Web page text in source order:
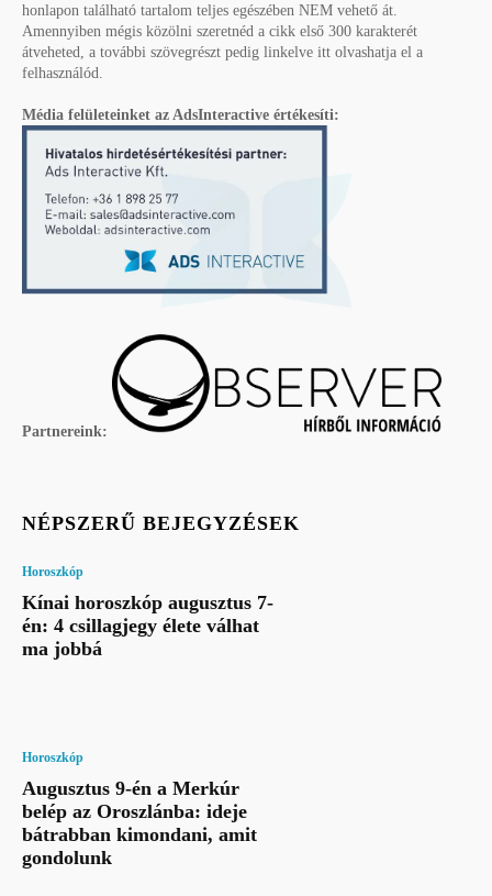
honlapon található tartalom teljes egészében NEM vehető át.
Amennyiben mégis közölni szeretnéd a cikk első 300 karakterét
átveheted, a további szövegrészt pedig linkelve itt olvashatja el a
felhasználód.
Média felületeinket az AdsInteractive értékesíti:
Partnereink:
NÉPSZERŰ BEJEGYZÉSEK
Horoszkóp
Kínai horoszkóp augusztus 7-
én: 4 csillagjegy élete válhat
ma jobbá
Horoszkóp
Augusztus 9-én a Merkúr
belép az Oroszlánba: ideje
bátrabban kimondani, amit
gondolunk